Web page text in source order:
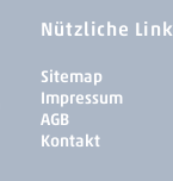
Nützliche
Sitemap
Impressum
AGB
Kontakt